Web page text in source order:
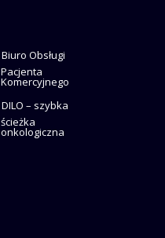
Biuro Obsługi
Pacjenta
Komercyjnego
DILO – szybka
ścieżka
onkologiczna